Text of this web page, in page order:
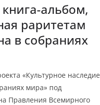
альбом,
раритетам
в собраниях
«Культурное наследие
мира» под
Правления Всемирного